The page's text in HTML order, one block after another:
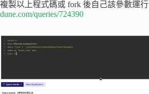
複製以上程式碼或 fork 後自己該參數運行
dune.com/queries/724390